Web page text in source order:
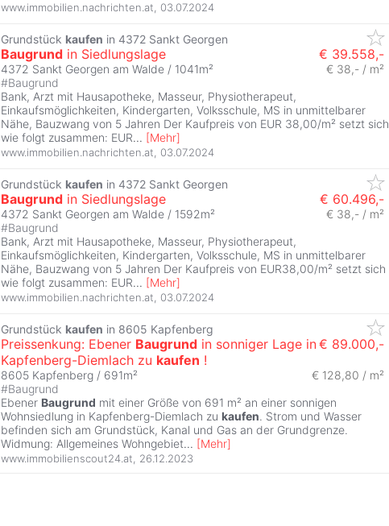
www.immobilien.nachrichten.at 03.07.2024
Grundstück kaufen in 4372 Sankt Georgen
Baugrund in Siedlungslage € 39.558,-
4372 Sankt Georgen am Walde / 1041m²
€ 38,- / m²
#Baugrund
Bank, Arzt mit Hausapotheke, Masseur, Physiotherapeut,
Einkaufsmöglichkeiten, Kindergarten, Volksschule, MS in unmittelbarer
Nähe, Bauzwang von 5 Jahren Der Kaufpreis von EUR 38,00/m² setzt sich
wie folgt zusammen: EUR... [Mehr]
www.immobilien.nachrichten.at 03.07.2024
Grundstück kaufen in 4372 Sankt Georgen
Baugrund in Siedlungslage € 60.496,-
4372 Sankt Georgen am Walde / 1592m²
€ 38,- / m²
#Baugrund
Bank, Arzt mit Hausapotheke, Masseur, Physiotherapeut,
Einkaufsmöglichkeiten, Kindergarten, Volksschule, MS in unmittelbarer
Nähe, Bauzwang von 5 Jahren Der Kaufpreis von EUR38,00/m² setzt sich
wie folgt zusammen: EUR... [Mehr]
www.immobilien.nachrichten.at 03.07.2024
Grundstück kaufen in 8605 Kapfenberg
Preissenkung: Ebener Baugrund in sonniger Lage in
Kapfenberg-Diemlach zu kaufen !
€ 89.000,-
8605 Kapfenberg / 691m²
€ 128,80 / m²
#Baugrund
Ebener Baugrund mit einer Größe von 691 m² an einer sonnigen
Wohnsiedlung in Kapfenberg-Diemlach zu kaufen. Strom und Wasser
befinden sich am Grundstück, Kanal und Gas an der Grundgrenze.
Widmung: Allgemeines Wohngebiet... [Mehr]
www.immobilienscout24.at 26.12.2023